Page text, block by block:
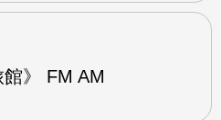
》 FM AM